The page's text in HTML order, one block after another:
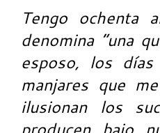
Tengo ochenta
denomina “una
esposo, los
manjares que
ilusionan los